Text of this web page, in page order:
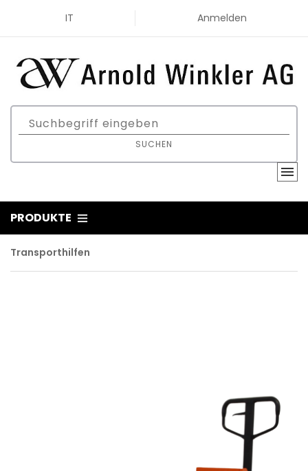
IT Anmelden
SUCHEN
PRODUKTE
Transporthilfen